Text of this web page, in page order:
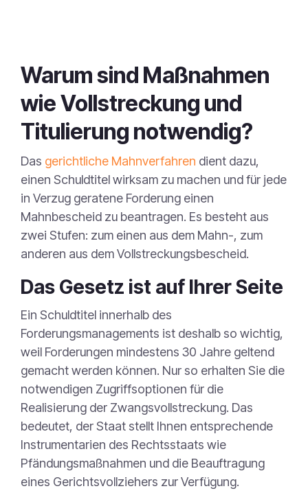
Warum sind Maßnahmen
wie Vollstreckung und
Titulierung notwendig?
Das gerichtliche Mahnverfahren dient dazu,
einen Schuldtitel wirksam zu machen und für jede
in Verzug geratene Forderung einen
Mahnbescheid zu beantragen. Es besteht aus
zwei Stufen: zum einen aus dem Mahn-, zum
anderen aus dem Vollstreckungsbescheid.
Das Gesetz ist auf Ihrer Seite
Ein Schuldtitel innerhalb des
Forderungsmanagements ist deshalb so wichtig,
weil Forderungen mindestens 30 Jahre geltend
gemacht werden können. Nur so erhalten Sie die
notwendigen Zugriffsoptionen für die
Realisierung der Zwangsvollstreckung. Das
bedeutet, der Staat stellt Ihnen entsprechende
Instrumentarien des Rechtsstaats wie
Pfändungsmaßnahmen und die Beauftragung
eines Gerichtsvollziehers zur Verfügung.